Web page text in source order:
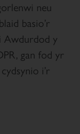
neu
basio’r
Awdurdod y
gan fod yr
i’r